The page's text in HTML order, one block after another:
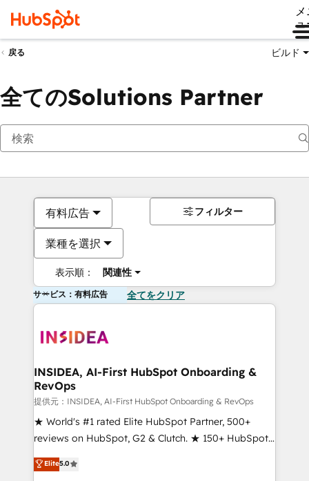
ュ
戻る ビルド
全てのSolutions Partner
有料広告
業種を選択
表示順： 関連性
フィルター
サービス：有料広告 全てをクリア
INSIDEA, AI-First HubSpot Onboarding &
RevOps
提供元：INSIDEA, AI-First HubSpot Onboarding & RevOps
★ World's #1 rated Elite HubSpot Partner, 500+
reviews on HubSpot, G2 & Clutch. ★ 150+ HubSpot
Certified Experts & Trainers across the team ★
1,500+ implementations across five continents ★ AI-
Elite5.0